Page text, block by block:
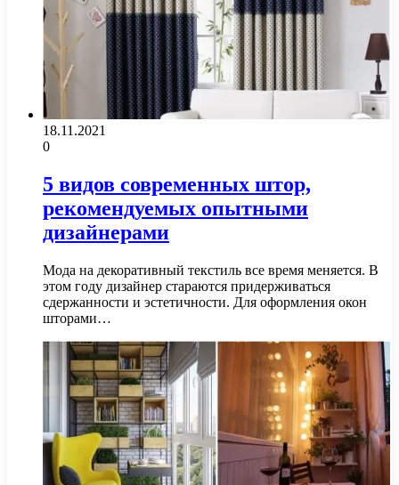
18.11.2021
0
5 видов современных штор,
рекомендуемых опытными
дизайнерами
Мода на декоративный текстиль все время меняется. В
этом году дизайнер стараются придерживаться
сдержанности и эстетичности. Для оформления окон
шторами…